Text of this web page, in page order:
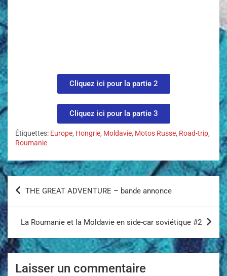
Cliquez ici pour la partie 2
Cliquez ici pour la partie 3
Étiquettes: Europe, Hongrie, Moldavie, Motos Russe, Road-trip,
Roumanie
THE GREAT ADVENTURE – bande annonce
La Roumanie et la Moldavie en side-car soviétique #2
Laisser un commentaire